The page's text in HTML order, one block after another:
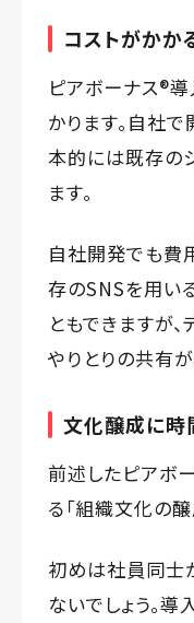
コストがかか
ピアボーナス®️
かります。自社
本的には既存の
ます。
自社開発でも費
存のSNSを用い
ともできますが
やりとりの共有
文化醸成に時
前述したピアボ
る「組織文化の醸
初めは社員同士
ないでしょう。